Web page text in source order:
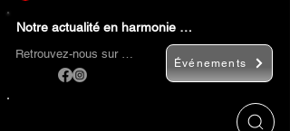
Notre actualité en harmonie …
Retrouvez-nous sur …
Événements